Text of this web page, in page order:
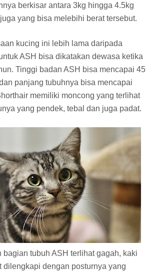
berkisar antara 3kg hingga 4.5kg
yang bisa melebihi berat tersebut.
kucing ini lebih lama daripada
ASH bisa dikatakan dewasa ketika
Tinggi badan ASH bisa mencapai 45
panjang tubuhnya bisa mencapai
memiliki moncong yang terlihat
yang pendek, tebal dan juga padat.
bagian tubuh ASH terlihat gagah, kaki
dilengkapi dengan posturnya yang